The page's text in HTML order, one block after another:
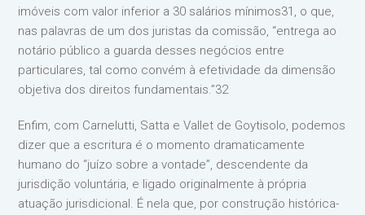
imóveis com valor inferior a 30 salários mínimos31, o que,
nas palavras de um dos juristas da comissão, “entrega ao
notário público a guarda desses negócios entre
particulares, tal como convém à efetividade da dimensão
objetiva dos direitos fundamentais.”32
Enfim, com Carnelutti, Satta e Vallet de Goytisolo, podemos
dizer que a escritura é o momento dramaticamente
humano do “juízo sobre a vontade”, descendente da
jurisdição voluntária, e ligado originalmente à própria
atuação jurisdicional. É nela que, por construção histórica-